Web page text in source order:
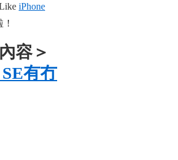
iPhone
！
容＞
有冇